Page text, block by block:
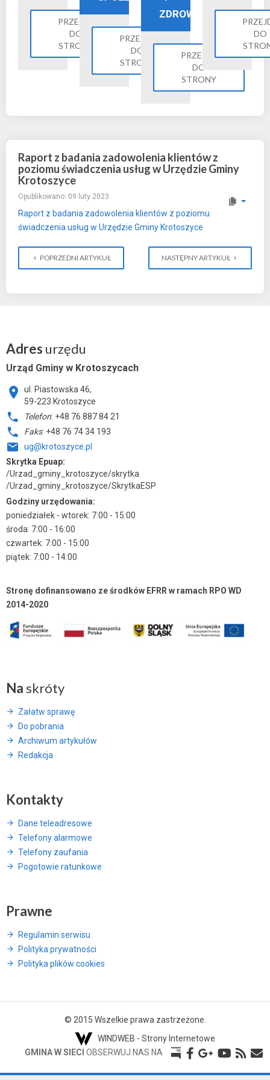
PRZEJDŹ
DO
STRONY
PRZEJDŹ
DO
STRONY
ZDROWIE
PRZEJDŹ
DO
STRONY
DO
Raport z badania zadowolenia klientów z
poziomu świadczenia usług w Urzędzie Gminy
Krotoszyce
Opublikowano: 09 luty 2023
Raport z badania zadowolenia klientów z poziomu
świadczenia usług w Urzędzie Gminy Krotoszyce
POPRZEDNI ARTYKUŁ NASTĘPNY ARTYKUŁ
Adres urzędu
Urząd Gminy w Krotoszycach
ul. Piastowska 46,
59-223 Krotoszyce
Telefon: +48 76 887 84 21
Faks: +48 76 74 34 193
ug@krotoszyce.pl
Skrytka Epuap:
/Urzad_gminy_krotoszyce/skrytka
/Urzad_gminy_krotoszyce/SkrytkaESP
Godziny urzędowania:
poniedziałek - wtorek: 7:00 - 15:00
środa: 7:00 - 16:00
czwartek: 7:00 - 15:00
piątek: 7:00 - 14:00
Stronę dofinansowano ze środków EFRR w ramach RPO WD
2014-2020
Na skróty
Załatw sprawę
Do pobrania
Archiwum artykułów
Redakcja
Kontakty
Dane teleadresowe
Telefony alarmowe
Telefony zaufania
Pogotowie ratunkowe
Prawne
Regulamin serwisu
Polityka prywatności
Polityka plików cookies
© 2015 Wszelkie prawa zastrzeżone.
WINDWEB - Strony Internetowe
GMINA W SIECI OBSERWUJ NAS NA